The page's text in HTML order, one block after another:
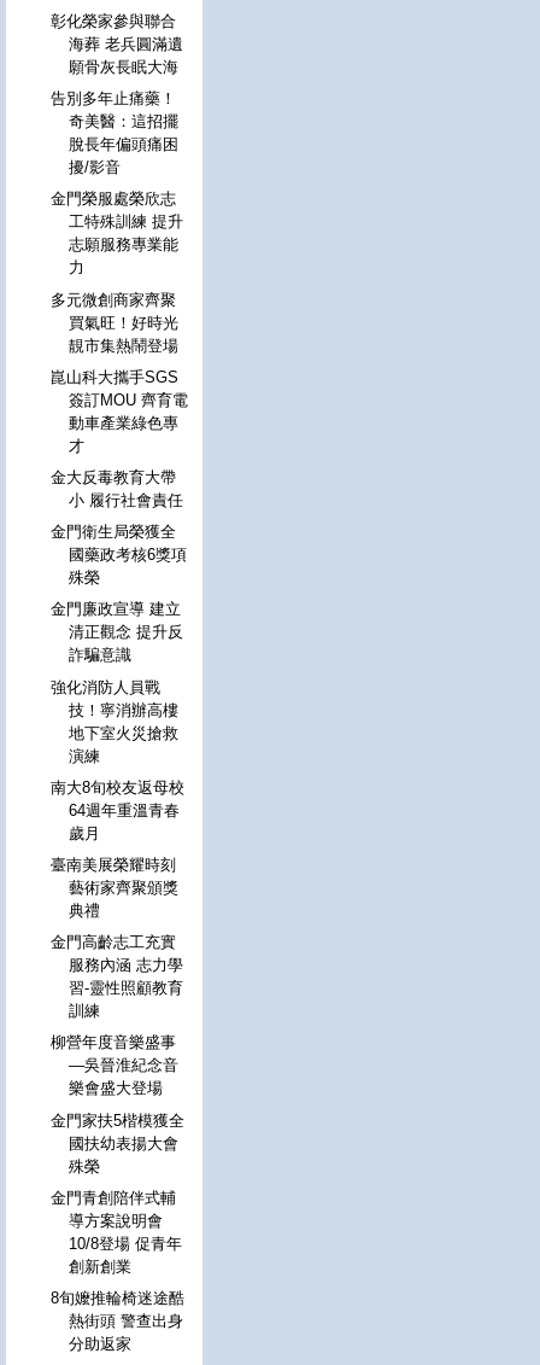
彰化榮家參與聯合
海葬 老兵圓滿遺
願骨灰長眠大海
告別多年止痛藥！
奇美醫：這招擺
脫長年偏頭痛困
擾/影音
金門榮服處榮欣志
工特殊訓練 提升
志願服務專業能
力
多元微創商家齊聚
買氣旺！好時光
靚市集熱鬧登場
崑山科大攜手SGS
簽訂MOU 齊育電
動車產業綠色專
才
金大反毒教育大帶
小 履行社會責任
金門衛生局榮獲全
國藥政考核6獎項
殊榮
金門廉政宣導 建立
清正觀念 提升反
詐騙意識
強化消防人員戰
技！寧消辦高樓
地下室火災搶救
演練
南大8旬校友返母校
64週年重溫青春
歲月
臺南美展榮耀時刻
藝術家齊聚頒獎
典禮
金門高齡志工充實
服務內涵 志力學
習-靈性照顧教育
訓練
柳營年度音樂盛事
—吳晉淮紀念音
樂會盛大登場
金門家扶5楷模獲全
國扶幼表揚大會
殊榮
金門青創陪伴式輔
導方案說明會
10/8登場 促青年
創新創業
8旬嬤推輪椅迷途酷
熱街頭 警查出身
分助返家